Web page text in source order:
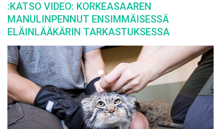
:KATSO VIDEO: KORKEASAAREN
MANULINPENNUT ENSIMMÄISESSÄ
ELÄINLÄÄKÄRIN TARKASTUKSESSA